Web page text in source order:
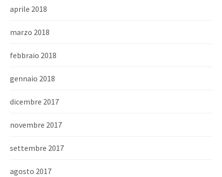
aprile 2018
marzo 2018
febbraio 2018
gennaio 2018
dicembre 2017
novembre 2017
settembre 2017
agosto 2017